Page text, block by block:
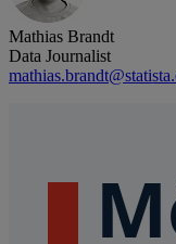
Mathias Brandt
Data Journalist